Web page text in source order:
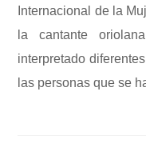
Internacional de la
la cantante
interpretado
las personas que se